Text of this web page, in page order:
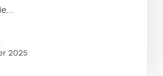
2025